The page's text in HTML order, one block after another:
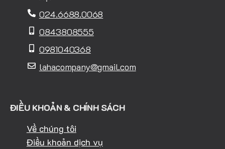
024.6688.0068
0843808555
0981040368
lahacompany@gmail.com
ĐIỀU KHOẢN & CHÍNH SÁCH
Về chúng tôi
Điều khoản dịch vụ